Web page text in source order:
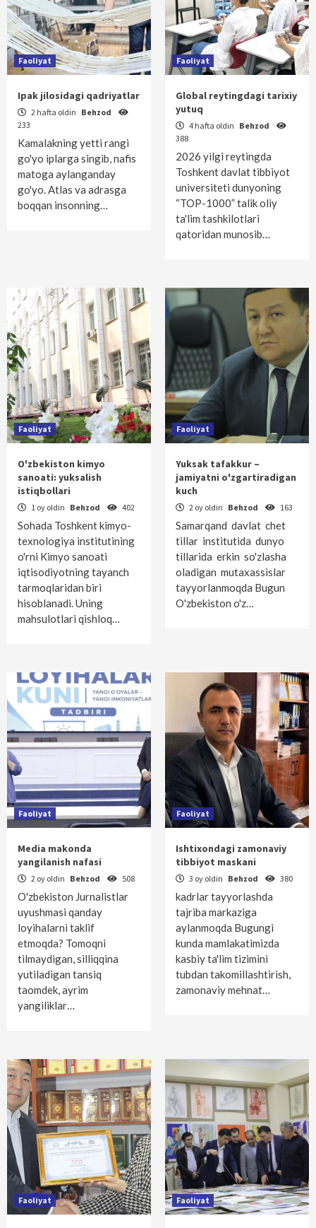
Faoliyat
Ipak jilosidagi qadriyatlar
2 hafta oldin Behzod
233
Kamalakning yetti rangi
go'yo iplarga singib, nafis
matoga aylanganday
go'yo. Atlas va adrasga
boqqan insonning…
Faoliyat
Global reytingdagi tarixiy
yutuq
4 hafta oldin Behzod
388
2026 yilgi reytingda
Toshkent davlat tibbiyot
universiteti dunyoning
“TOP-1000” talik oliy
ta'lim tashkilotlari
qatoridan munosib…
Faoliyat
O'zbekiston kimyo
sanoati: yuksalish
istiqbollari
1 oy oldin Behzod 402
Sohada Toshkent kimyo-
texnologiya institutining
o'rni Kimyo sanoati
iqtisodiyotning tayanch
tarmoqlaridan biri
hisoblanadi. Uning
mahsulotlari qishloq…
Faoliyat
Yuksak tafakkur –
jamiyatni o'zgartiradigan
kuch
2 oy oldin Behzod 163
Samarqand davlat chet
tillar institutida dunyo
tillarida erkin so'zlasha
oladigan mutaxassislar
tayyorlanmoqda Bugun
O'zbekiston o'z…
Faoliyat
Media makonda
yangilanish nafasi
2 oy oldin Behzod 508
O'zbekiston Jurnalistlar
uyushmasi qanday
loyihalarni taklif
etmoqda? Tomoqni
tilmaydigan, silliqqina
yutiladigan tansiq
taomdek, ayrim
yangiliklar…
Faoliyat
Ishtixondagi zamonaviy
tibbiyot maskani
3 oy oldin Behzod 380
kadrlar tayyorlashda
tajriba markaziga
aylanmoqda Bugungi
kunda mamlakatimizda
kasbiy ta'lim tizimini
tubdan takomillashtirish,
zamonaviy mehnat…
Faoliyat Faoliyat